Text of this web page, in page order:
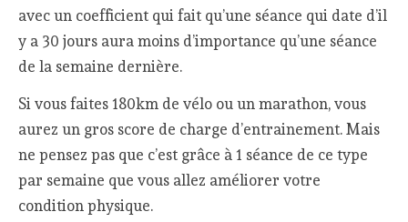
avec un coefficient qui fait qu’une séance qui date d’il
y a 30 jours aura moins d’importance qu’une séance
de la semaine dernière.
Si vous faites 180km de vélo ou un marathon, vous
aurez un gros score de charge d’entrainement. Mais
ne pensez pas que c’est grâce à 1 séance de ce type
par semaine que vous allez améliorer votre
condition physique.